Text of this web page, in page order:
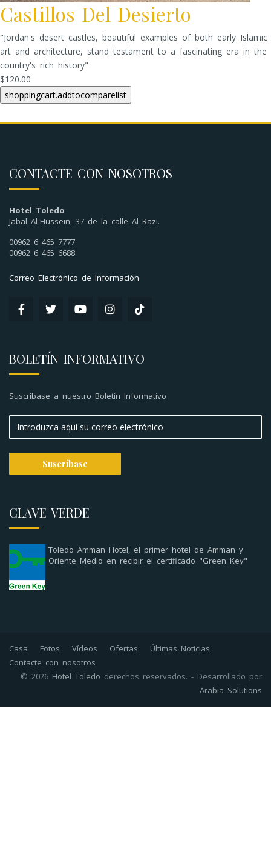
Castillos Del Desierto
"Jordan's desert castles, beautiful examples of both early Islamic
art and architecture, stand testament to a fascinating era in the
country's rich history"
$120.00
CONTACTE CON NOSOTROS
Hotel Toledo
Jabal Al-Hussein, 37 de la calle Al Razi.
00962 6 465 7777
00962 6 465 6688
Correo Electrónico de Información
BOLETÍN INFORMATIVO
Suscríbase a nuestro Boletín Informativo
CLAVE VERDE
Toledo Amman Hotel, el primer hotel de Amman y
Oriente Medio en recibir el certificado "Green Key"
Casa Fotos Vídeos Ofertas
Últimas Noticias
Contacte con nosotros
© 2026 Hotel Toledo derechos reservados. - Desarrollado por
Arabia Solutions